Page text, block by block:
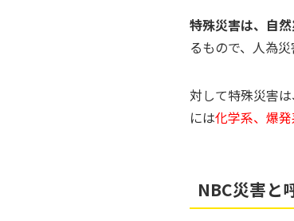
特殊災害は、自
るもので、人為
対して特殊災害
には化学系、爆
NBC災害と